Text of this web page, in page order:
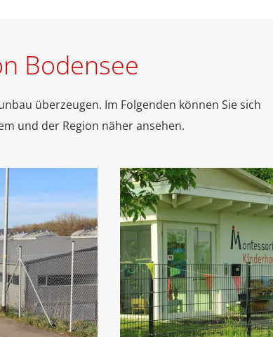
Bodensee
überzeugen. Im Folgenden können Sie sich
und der Region näher ansehen.